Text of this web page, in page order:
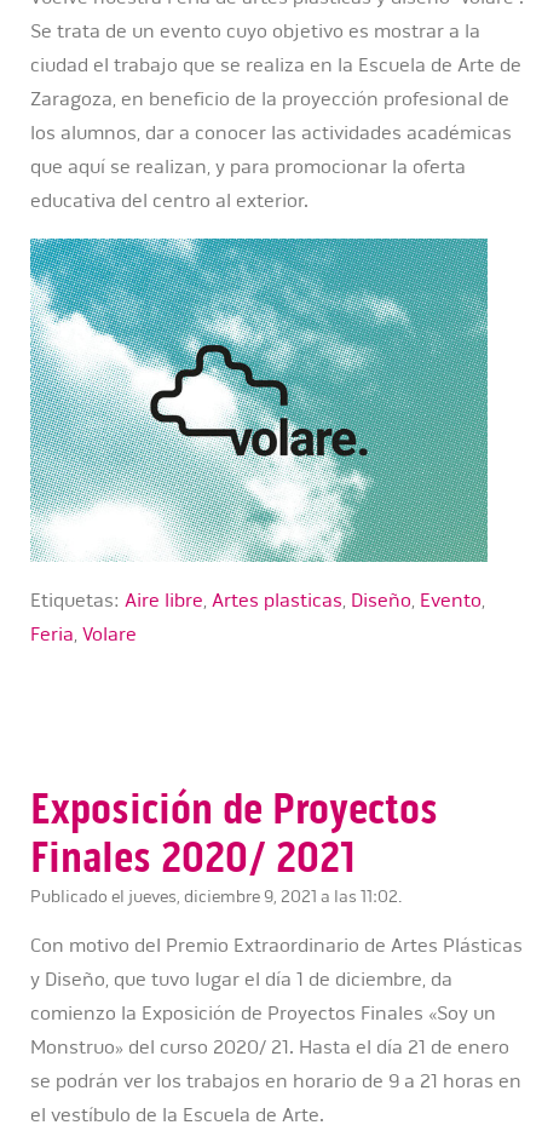
Se trata de un evento cuyo objetivo es mostrar a la
ciudad el trabajo que se realiza en la Escuela de Arte de
Zaragoza, en beneficio de la proyección profesional de
los alumnos, dar a conocer las actividades académicas
que aquí se realizan, y para promocionar la oferta
educativa del centro al exterior.
Etiquetas: Aire libre, Artes plasticas, Diseño, Evento,
Feria, Volare
Exposición de Proyectos
Finales 2020/ 2021
Publicado el jueves, diciembre 9, 2021 a las 11:02.
Con motivo del Premio Extraordinario de Artes Plásticas
y Diseño, que tuvo lugar el día 1 de diciembre, da
comienzo la Exposición de Proyectos Finales «Soy un
Monstruo» del curso 2020/ 21. Hasta el día 21 de enero
se podrán ver los trabajos en horario de 9 a 21 horas en
el vestíbulo de la Escuela de Arte.